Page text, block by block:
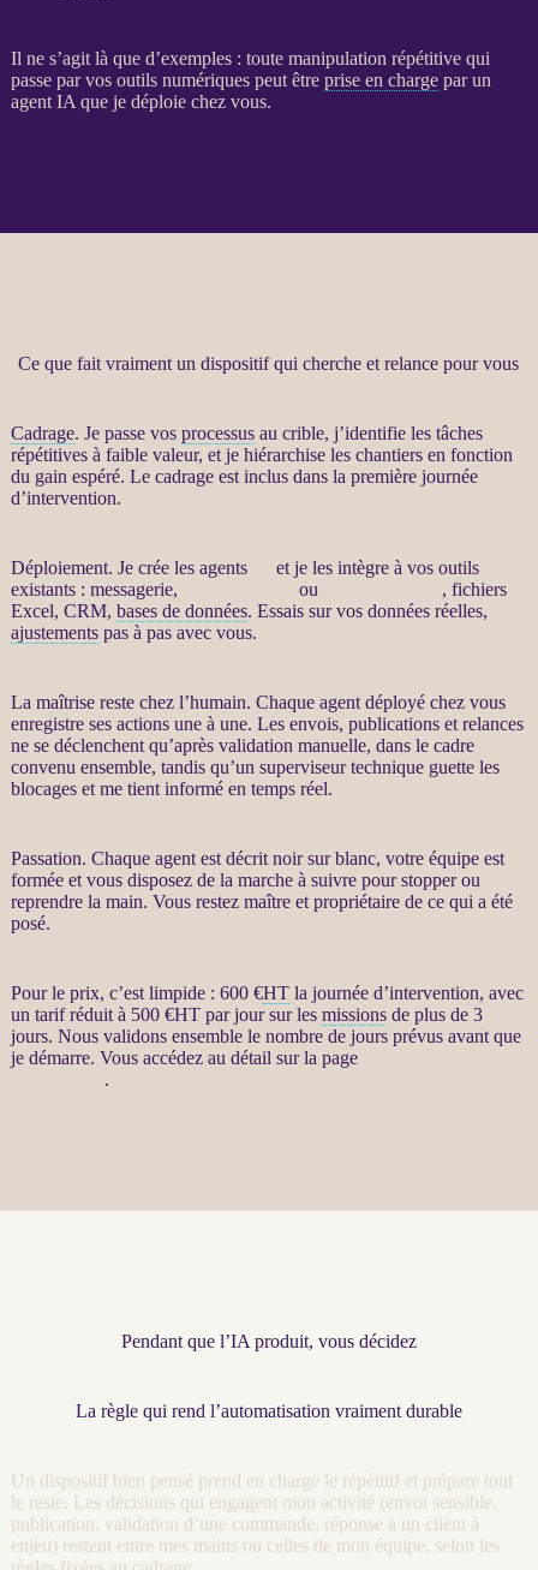
Il ne s’agit là que d’exemples : toute manipulation répétitive qui
passe par vos outils numériques peut être prise en chargepar un
agent IA que je déploie chez vous.
Ce que fait vraiment un dispositif qui cherche et relance pour vous
Cadrage. Je passe vos processusau crible, j’identifie les tâches
répétitives à faible valeur, et je hiérarchise les chantiers en fonction
du gain espéré. Le cadrageest inclus dans la première journée
d’intervention.
Déploiement. Je crée les agents
et je les intègre à vos outils
existants : messagerie,
ou
, fichiers
Excel, CRM, bases de données. Essais sur vos donnéesréelles,
ajustementspas à pas avec vous.
La maîtrise reste chez l’humain. Chaque agentdéployé chez vous
enregistre ses actions une à une. Les envois, publications et relances
ne se déclenchent qu’après validation manuelle, dans le cadre
convenu ensemble, tandis qu’un superviseur technique guette les
blocages et me tient informé en temps réel.
Passation. Chaque agentest décrit noir sur blanc, votre équipe est
formée et vous disposez de la marche à suivre pour stopper ou
reprendre la main. Vous restez maître et propriétaire de ce qui a été
posé.
Pour le prix, c’est limpide : 600 €HTla journée d’intervention, avec
un tarif réduit à 500 €HTpar jour sur les missionsde plus de 3
jours. Nous validons ensemble le nombre de jours prévus avant que
je démarre. Vous accédez au détail sur la page
.
Pendant que l’IA produit, vous décidez
La règle qui rend l’automatisation vraiment durable
Un dispositif bien pensé prend en charge le répétitif et prépare tout
le reste. Les décisions qui engagent mon activité (envoi sensible,
publication, validation d’une commande, réponse à un client à
enjeu) restent entre mes mains ou celles de mon équipe, selon les